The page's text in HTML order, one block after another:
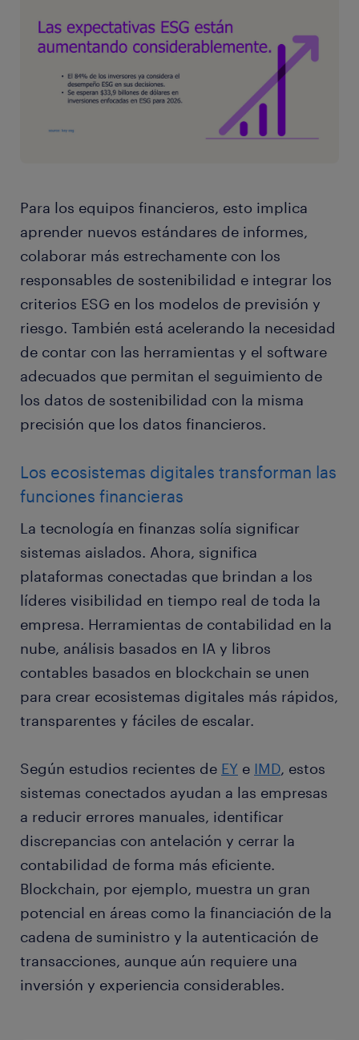
Para los equipos financieros, esto implica
aprender nuevos estándares de informes,
colaborar más estrechamente con los
responsables de sostenibilidad e integrar los
criterios ESG en los modelos de previsión y
riesgo. También está acelerando la necesidad
de contar con las herramientas y el software
adecuados que permitan el seguimiento de
los datos de sostenibilidad con la misma
precisión que los datos financieros.
Los ecosistemas digitales transforman las
funciones financieras
La tecnología en finanzas solía significar
sistemas aislados. Ahora, significa
plataformas conectadas que brindan a los
líderes visibilidad en tiempo real de toda la
empresa. Herramientas de contabilidad en la
nube, análisis basados ​​en IA y libros
contables basados ​​en blockchain se unen
para crear ecosistemas digitales más rápidos,
transparentes y fáciles de escalar.
Según estudios recientes de EY e IMD, estos
sistemas conectados ayudan a las empresas
a reducir errores manuales, identificar
discrepancias con antelación y cerrar la
contabilidad de forma más eficiente.
Blockchain, por ejemplo, muestra un gran
potencial en áreas como la financiación de la
cadena de suministro y la autenticación de
transacciones, aunque aún requiere una
inversión y experiencia considerables.